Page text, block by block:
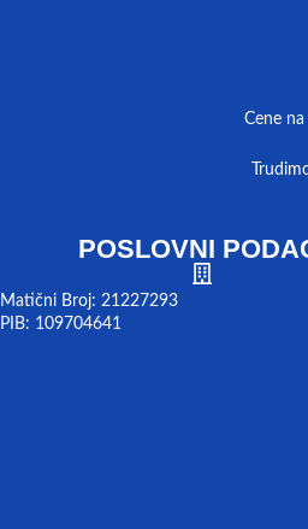
Cene
POSLOVNI
Matični Broj: 21227293
PIB: 109704641